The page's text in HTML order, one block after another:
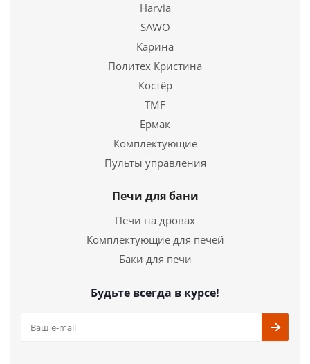
33 400 руб.
Подробнее
Купить в 1 клик
Harvia
SAWO
Карина
Политех Кристина
Костёр
TMF
Ермак
Комплектующие
Пульты управления
Печи для бани
Печи на дровах
Комплектующие для печей
Баки для печи
Будьте всегда в курсе!